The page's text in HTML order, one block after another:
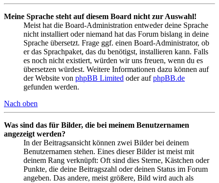
Meine Sprache steht auf diesem Board nicht zur Auswahl!
Meist hat die Board-Administration entweder deine Sprache
nicht installiert oder niemand hat das Forum bislang in deine
Sprache übersetzt. Frage ggf. einen Board-Administrator, ob
er das Sprachpaket, das du benötigst, installieren kann. Falls
es noch nicht existiert, würden wir uns freuen, wenn du es
übersetzen würdest. Weitere Informationen dazu können auf
der Website von phpBB Limited oder aufphpBB.de
gefunden werden.
Nach oben
Was sind das für Bilder, die bei meinem Benutzernamen
angezeigt werden?
In der Beitragsansicht können zwei Bilder bei deinem
Benutzernamen stehen. Eines dieser Bilder ist meist mit
deinem Rang verknüpft: Oft sind dies Sterne, Kästchen oder
Punkte, die deine Beitragszahl oder deinen Status im Forum
angeben. Das andere, meist größere, Bild wird auch als